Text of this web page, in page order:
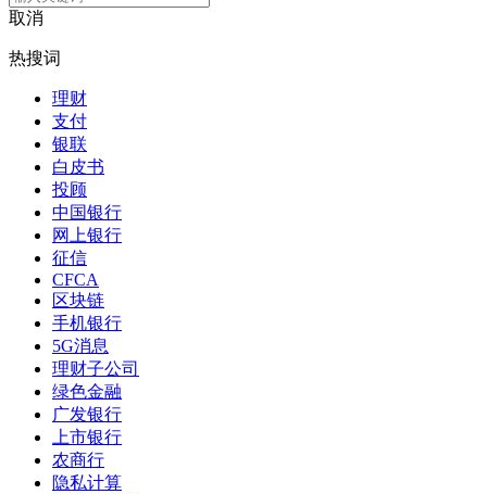
取消
热搜词
理财
支付
银联
白皮书
投顾
中国银行
网上银行
征信
CFCA
区块链
手机银行
5G消息
理财子公司
绿色金融
广发银行
上市银行
农商行
隐私计算